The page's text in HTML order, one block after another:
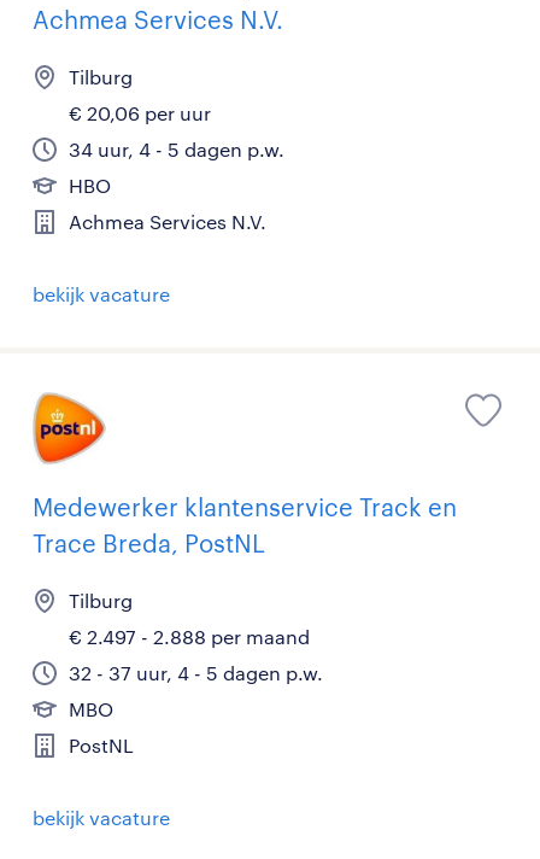
Achmea Services N.V.
Tilburg
€ 20,06 per uur
34 uur, 4 - 5 dagen p.w.
HBO
Achmea Services N.V.
bekijk vacature
Medewerker klantenservice Track en
Trace Breda, PostNL
Tilburg
€ 2.497 - 2.888 per maand
32 - 37 uur, 4 - 5 dagen p.w.
MBO
PostNL
bekijk vacature